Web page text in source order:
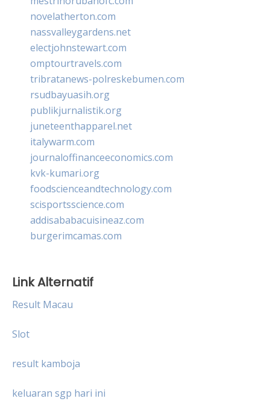
novelatherton.com
nassvalleygardens.net
electjohnstewart.com
omptourtravels.com
tribratanews-polreskebumen.com
rsudbayuasih.org
publikjurnalistik.org
juneteenthapparel.net
italywarm.com
journaloffinanceeconomics.com
kvk-kumari.org
foodscienceandtechnology.com
scisportsscience.com
addisababacuisineaz.com
burgerimcamas.com
Link Alternatif
Result Macau
Slot
result kamboja
keluaran sgp hari ini